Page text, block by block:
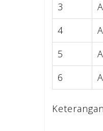
3
4
5
6